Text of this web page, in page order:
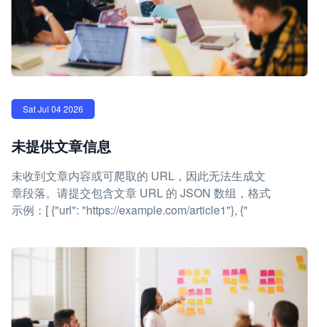
Sat Jul 04 2026
未提供文章信息
未收到文章内容或可爬取的 URL，因此无法生成文
章段落。请提交包含文章 URL 的 JSON 数组，格式
示例：[ {"url": "https://example.com/article1"}, {"